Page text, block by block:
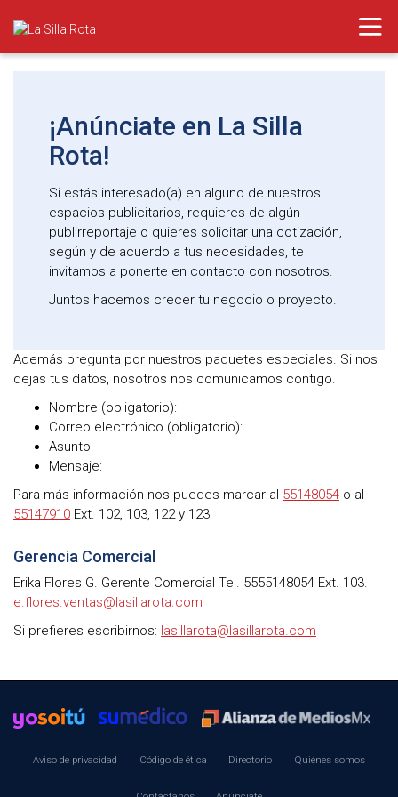
¡Anúnciate en La Silla
Rota!
Si estás interesado(a) en alguno de nuestros
espacios publicitarios, requieres de algún
publirreportaje o quieres solicitar una cotización,
según y de acuerdo a tus necesidades, te
invitamos a ponerte en contacto con nosotros.
Juntos hacemos crecer tu negocio o proyecto.
Además pregunta por nuestros paquetes especiales. Si nos
dejas tus datos, nosotros nos comunicamos contigo.
Nombre (obligatorio):
Correo electrónico (obligatorio):
Asunto:
Mensaje:
Para más información nos puedes marcar al 55148054 o al
55147910 Ext. 102, 103, 122 y 123
Gerencia Comercial
Erika Flores G. Gerente Comercial Tel. 5555148054 Ext. 103.
e.flores.ventas@lasillarota.com
Si prefieres escribirnos: lasillarota@lasillarota.com
Aviso de privacidad Código de ética Directorio Quiénes somos